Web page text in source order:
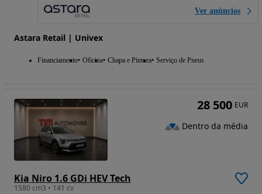
Ver anúncios
Astara Retail | Univex
Financiamento Oficina Chapa e Pintura Serviço de Pneus
Kia Niro 1.6 GDi HEV Tech
1580 cm3 • 141 cv
28 500 EUR
Dentro da média